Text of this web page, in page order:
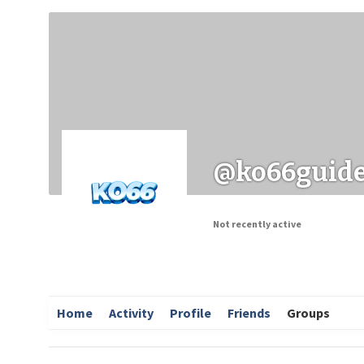
Заходи
Not recently active
Home Activity Profile Friends Groups